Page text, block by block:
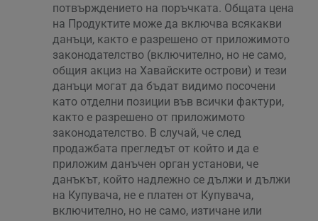
потвърждението на поръчката. Общата цена
на Продуктите може да включва всякакви
данъци, както е разрешено от приложимото
законодателство (включително, но не само,
общия акциз на Хавайските острови) и тези
данъци могат да бъдат видимо посочени
като отделни позиции във всички фактури,
както е разрешено от приложимото
законодателство. В случай, че след
продажбата прегледът от който и да е
приложим данъчен орган установи, че
данъкът, който надлежно се дължи и дължи
на Купувача, не е платен от Купувача,
включително, но не само, изтичане или